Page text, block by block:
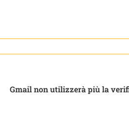
Gmail non utilizzerà più la